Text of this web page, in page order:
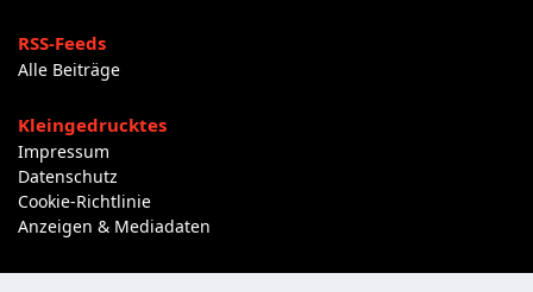
RSS-Feeds
Alle Beiträge
Kleingedrucktes
Impressum
Datenschutz
Cookie-Richtlinie
Anzeigen & Mediadaten